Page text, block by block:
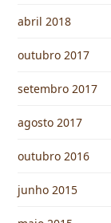
abril 2018
outubro 2017
setembro 2017
agosto 2017
outubro 2016
junho 2015